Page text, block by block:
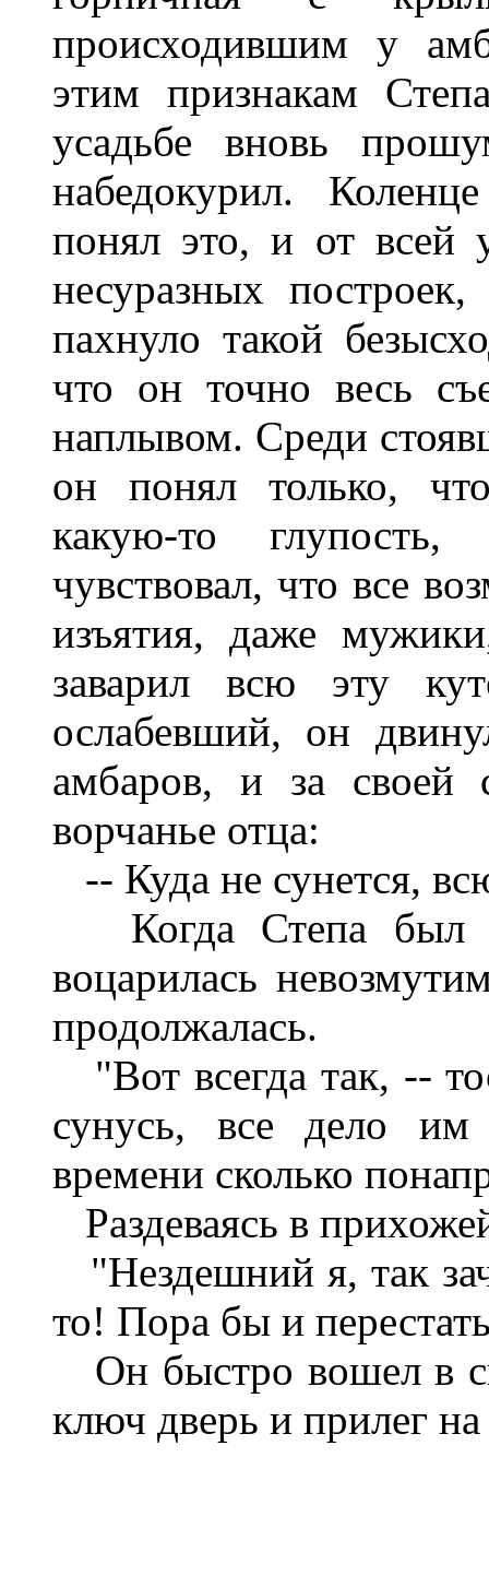
происходившим у
этим признакам
усадьбе вновь
набедокурил.
понял это, и от всей
несуразных
пахнуло такой
что он точно весь
наплывом. Среди
он понял только,
какую-то глупость,
чувствовал, что все
изъятия, даже
заварил всю эту
ослабевший, он
амбаров, и за своей
ворчанье отца:
-- Куда не сунется,
Когда Степа был
воцарилась
продолжалась.
"Вот всегда так, --
сунусь, все дело
времени сколько
Раздеваясь в
"Нездешний я, так
то! Пора бы и
Он быстро вошел в
ключ дверь и прилег на